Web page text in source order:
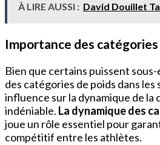
À LIRE AUSSI : David Douillet
Importance des catégories
Bien que certains puissent
des catégories de poids dans
influence sur la dynamique de la
indéniable. La dynamique des
joue un rôle essentiel pour
compétitif entre les athlètes.